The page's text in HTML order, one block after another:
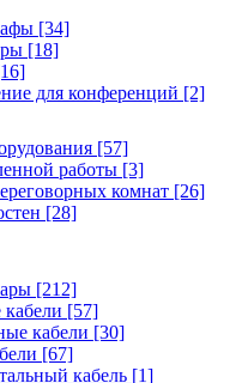
[34]
[18]
для конференций [2]
[57]
работы [3]
комнат [26]
[28]
[212]
[57]
кабели [30]
[67]
кабель [1]